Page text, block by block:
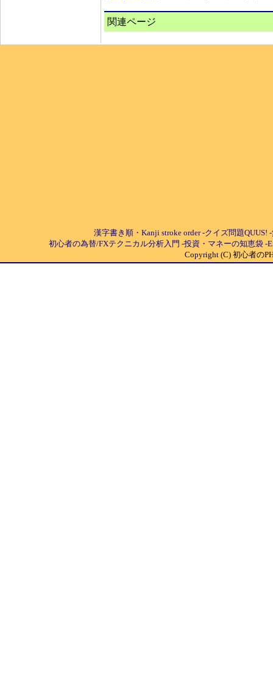
関連ページ
漢字書き順・Kanji stroke order-クイズ問題QUUS! -
初心者の為替/FXテクニカル分析入門 -投資・マネーの知恵袋-
Copyright (C) 初心者の